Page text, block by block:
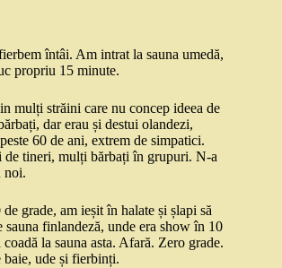
întâi. Am intrat la sauna umedă,
propriu 15 minute.
mulți străini care nu concep ideea de
dar erau și destui olandezi,
60 de ani, extrem de simpatici.
de tineri, mulți bărbați în grupuri. N-a
noi.
grade, am ieșit în halate și șlapi să
sauna finlandeză, unde era show în 10
la sauna asta. Afară. Zero grade.
ude și fierbinți.